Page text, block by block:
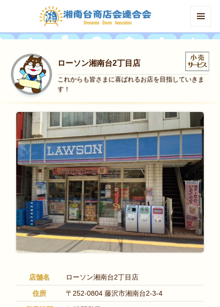
AND
ローソン湘南台2丁目店
これからも皆さまに喜ばれるお店を目指していきま
す！
店舗名 ローソン湘南台2丁目店
住所 〒252-0804 藤沢市湘南台2-3-4